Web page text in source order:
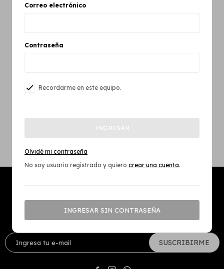
Correo electrónico
Contraseña
Recordarme en este equipo.
INGRESAR
Olvidé mi contraseña
No soy usuario registrado y quiero crear una cuenta.
INGRESAR SIN CONTRASEÑA
¡Suscribite y recibí nuestra Newsletter!
SUSCRIBIRME